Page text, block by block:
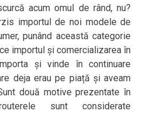
acum omul de rând, nu?
importul de noi modele de
punând această categorie
importul și comercializarea în
și vinde în continuare
deja erau pe piață și aveam
două motive prezentate în
sunt considerate